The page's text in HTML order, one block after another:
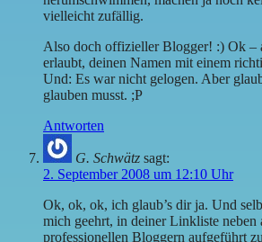
vielleicht zufällig.
Also doch offizieller Blogger! :) Ok –
erlaubt, deinen Namen mit einem
Und: Es war nicht gelogen. Aber
glauben musst. ;P
Antworten
G. Schwätz sagt:
2. September 2008 um 12:10 Uhr
Ok, ok, ok, ich glaub’s dir ja. Und
mich geehrt, in deiner Linkliste neben
professionellen Bloggern aufgeführt